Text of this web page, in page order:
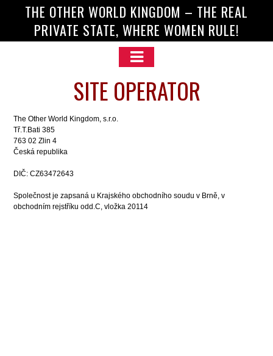
THE OTHER WORLD KINGDOM – THE REAL
PRIVATE STATE, WHERE WOMEN RULE!
SITE OPERATOR
The Other World Kingdom, s.r.o.
Tř.T.Bati 385
763 02 Zlin 4
Česká republika
DIČ: CZ63472643
Společnost je zapsaná u Krajského obchodního soudu v Brně, v
obchodním rejstříku odd.C, vložka 20114